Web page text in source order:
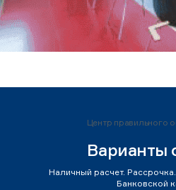
Центр правильного
Варианты
Наличный расчет.
Банковской